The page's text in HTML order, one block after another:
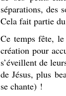
séparations, des
Cela fait partie
Ce temps fête,
création pour
s’éveillent de
de Jésus, plus
se chante) !